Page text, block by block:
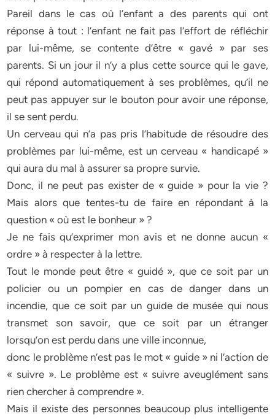
Pareil dans le cas où l’enfant a des parents qui ont
réponse à tout : l’enfant ne fait pas l’effort de réfléchir
par lui-même, se contente d’être « gavé » par ses
parents. Si un jour il n’y a plus cette source qui le gave,
qui répond automatiquement à ses problèmes, qu’il ne
peut pas appuyer sur le bouton pour avoir une réponse,
il se sent perdu.
Un cerveau qui n’a pas pris l’habitude de résoudre des
problèmes par lui-même, est un cerveau « handicapé »
qui aura du mal à assurer sa propre survie.
Donc, il ne peut pas exister de « guide » pour la vie ?
Mais alors que tentes-tu de faire en répondant à la
question « où est le bonheur » ?
Je ne fais qu’exprimer mon avis et ne donne aucun «
ordre » à respecter à la lettre.
Tout le monde peut être « guidé », que ce soit par un
policier ou un pompier en cas de danger dans un
incendie, que ce soit par un guide de musée qui nous
transmet son savoir, que ce soit par un étranger
lorsqu’on est perdu dans une ville inconnue,
donc le problème n’est pas le mot « guide » ni l’action de
« suivre ». Le problème est « suivre aveuglément sans
rien chercher à comprendre ».
Mais il existe des personnes beaucoup plus intelligente